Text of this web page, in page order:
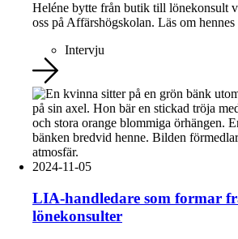
Heléne bytte från butik till lönekonsult
oss på Affärshögskolan. Läs om hennes
Intervju
2024-11-05
LIA-handledare som formar
lönekonsulter